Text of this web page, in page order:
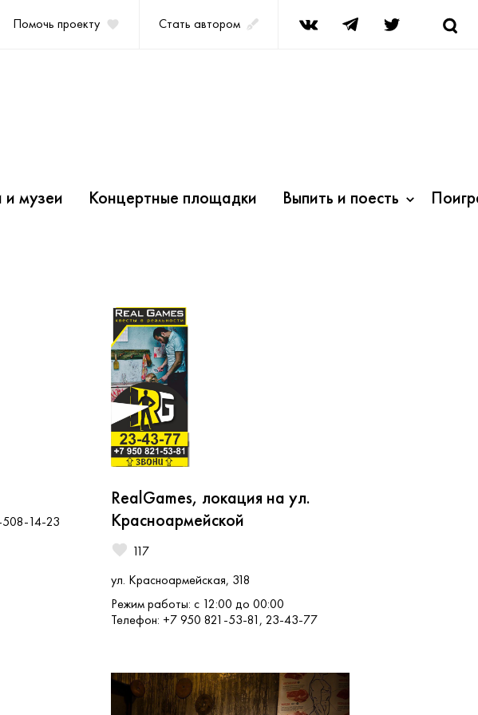
Помочь проекту Стать автором
и музеи Концертные площадки Выпить и поесть
14-23
RealGames, локация на ул.
Красноармейской
117
ул. Красноармейская, 318
Режим работы: с 12:00 до 00:00
Телефон: +7 950 821-53-81, 23-43-77